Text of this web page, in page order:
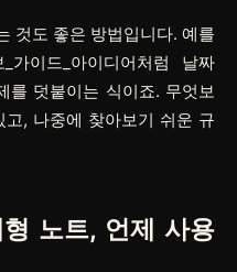
것도 좋은 방법입니다. 예를
가이드_아이디어처럼 날짜
를 덧붙이는 식이죠. 무엇보
고, 나중에 찾아보기 쉬운 규
노트, 언제 사용